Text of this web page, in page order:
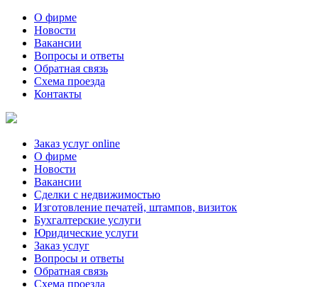
О фирме
Новости
Вакансии
Вопросы и ответы
Обратная связь
Схема проезда
Контакты
Заказ услуг online
О фирме
Новости
Вакансии
Сделки с недвижимостью
Изготовление печатей, штампов, визиток
Бухгалтерские услуги
Юридические услуги
Заказ услуг
Вопросы и ответы
Обратная связь
Схема проезда